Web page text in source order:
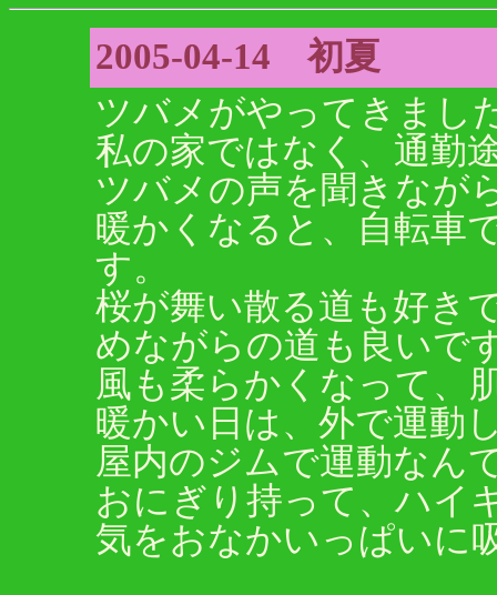
2005-04-14 初夏
ツバメがやってきまし
私の家ではなく、通勤
ツバメの声を聞きなが
暖かくなると、自転車
す。
桜が舞い散る道も好き
めながらの道も良いで
風も柔らかくなって、
暖かい日は、外で運動
屋内のジムで運動なん
おにぎり持って、ハイ
気をおなかいっぱいに